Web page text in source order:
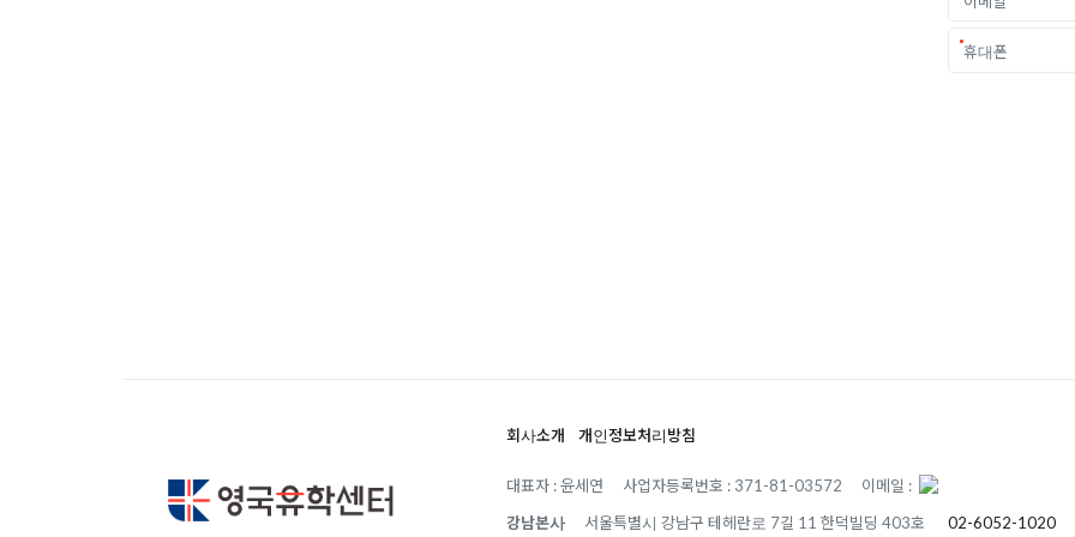
회사소개 개인정보처리방침
대표자 : 윤세연 사업자등록번호 : 371-81-03572
이메일 :
강남본사
서울특별시 강남구 테헤란로 7길 11 한덕빌딩 403호 02-6052-1020